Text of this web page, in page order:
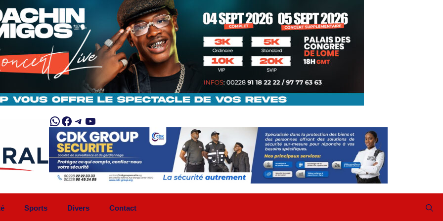
WhatsApp
Facebook
Telegram
YouTube
Sports Divers Contact